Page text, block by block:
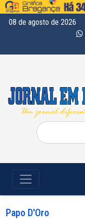
08 de agosto de 2026
Pesquisar
por:
Papo D'Oro